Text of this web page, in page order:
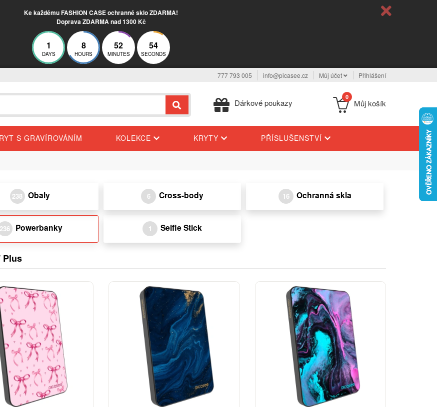
Ke každému FASHION CASE ochranné sklo ZDARMA!
Doprava ZDARMA nad 1300 Kč
1
DAYS
8
HOURS
52
MINUTES
53
SECONDS
777 793 005 info@picasee.cz Můj účet Přihlášení
Dárkové poukazy
0
Můj košík
S GRAVÍROVÁNÍM KOLEKCE KRYTY PŘÍSLUŠENSTVÍ
238 Obaly 6 Cross-body 16 Ochranná skla
236 Powerbanky 1 Selfie Stick
Plus